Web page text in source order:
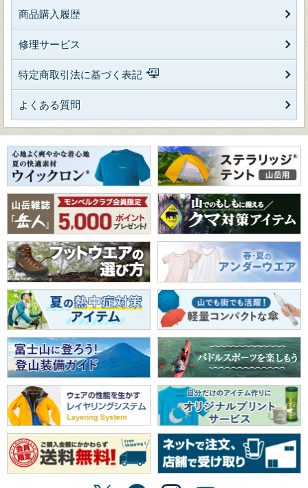
商品購入履歴
修理サービス
特定商取引法に基づく表記
よくある質問